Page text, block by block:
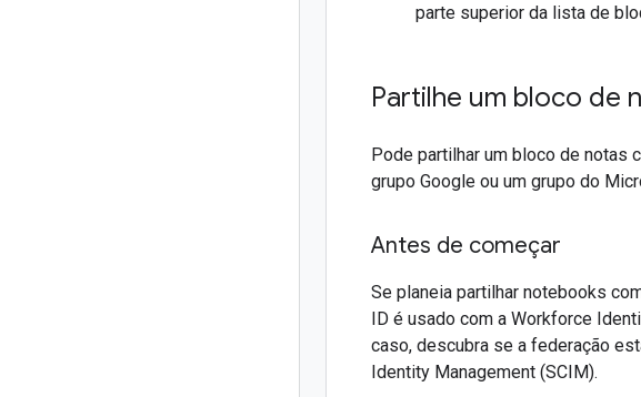
parte superior da lista de
Partilhe um bloco de
Pode partilhar um bloco de notas
grupo Google ou um grupo do
Antes de começar
Se planeia partilhar notebooks
ID é usado com a Workforce
caso, descubra se a federação
Identity Management (SCIM).